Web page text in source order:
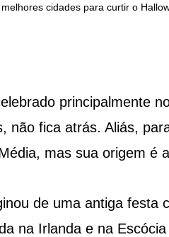
cidades para curtir o
principalmente
não fica atrás. Aliás,
mas sua origem é
de uma antiga festa
na Irlanda e na